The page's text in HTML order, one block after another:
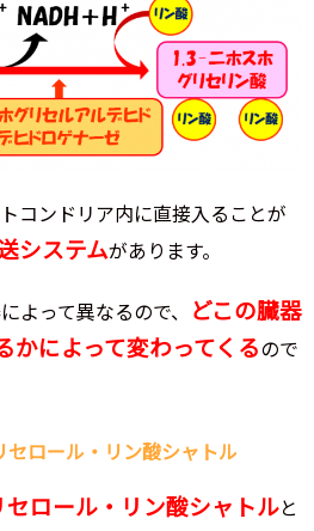
コンドリア内に直接入ることが
システムがあります。
よって異なるので、
どこの臓器
かによって変わってくるので
ロール・リン酸シャトル
セロール・リン酸シャトルと